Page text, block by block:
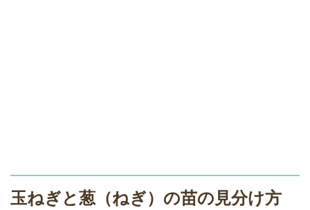
玉ねぎと葱（ねぎ）の苗の見分け方